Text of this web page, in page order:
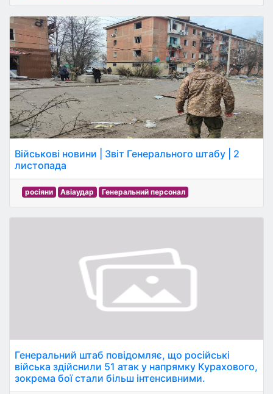
Військові новини | Звіт Генерального штабу | 2
листопада
росіяни Авіаудар Генеральний персонал
Генеральний штаб повідомляє, що російські
війська здійснили 51 атак у напрямку Курахового,
зокрема бої стали більш інтенсивними.